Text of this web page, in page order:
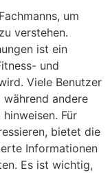
um
verstehen.
ist ein
und
Viele Benutzer
andere
Für
bietet die
Informationen
Es ist wichtig,